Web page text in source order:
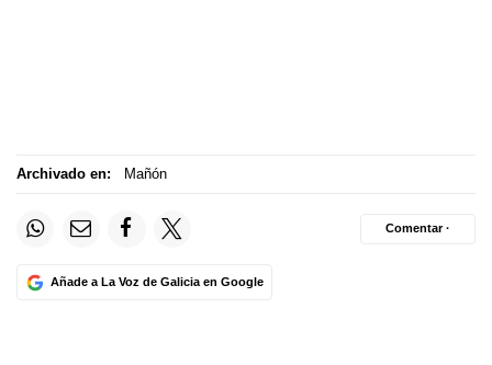
Archivado en: Mañón
Añade a La Voz de Galicia en Google
Comentar ·